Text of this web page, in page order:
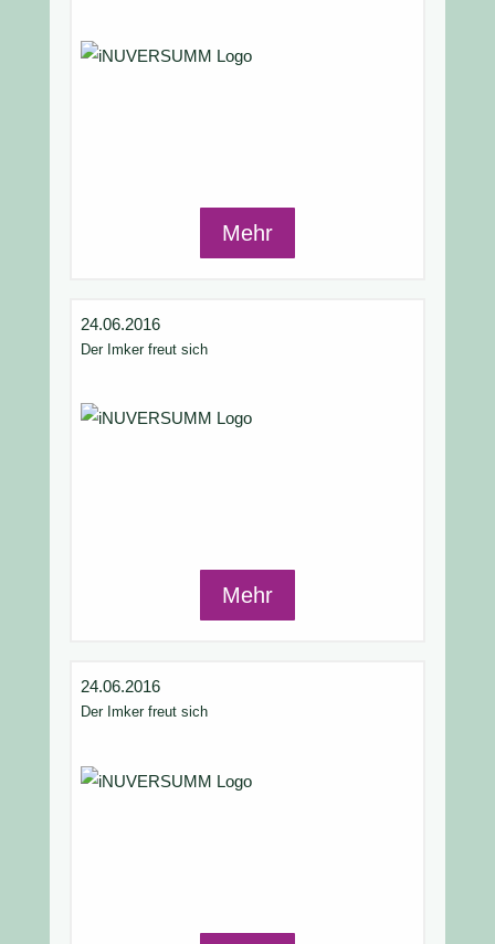
Mehr
24.06.2016
Der Imker freut sich
Mehr
24.06.2016
Der Imker freut sich